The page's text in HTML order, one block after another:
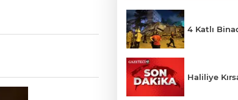
4 Katlı
Haliliye